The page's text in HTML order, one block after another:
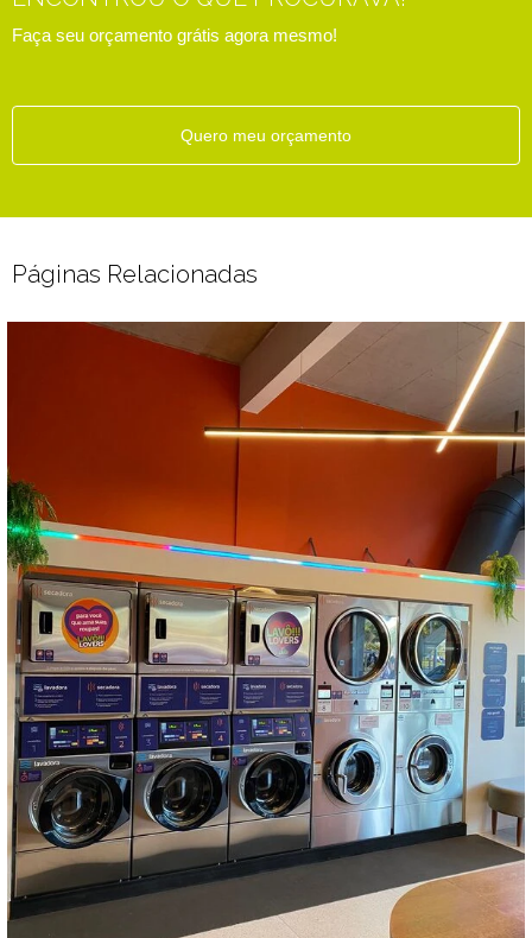
Faça seu orçamento grátis agora mesmo!
Quero meu orçamento
Páginas Relacionadas